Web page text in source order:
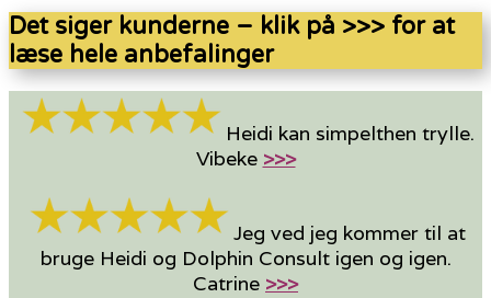
Det siger kunderne – klik på >>> for at
læse hele anbefalinger
Heidi kan simpelthen trylle.
Vibeke >>>
Jeg ved jeg kommer til at
bruge Heidi og Dolphin Consult igen og igen.
Catrine >>>